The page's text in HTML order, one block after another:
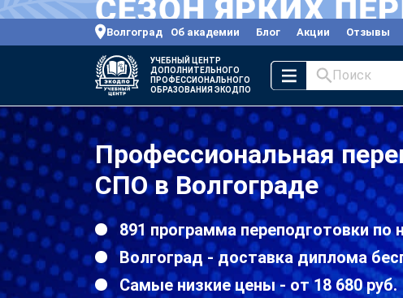
Волгоград Об академии Блог Акции Отзывы
УЧЕБНЫЙ ЦЕНТР
ДОПОЛНИТЕЛЬНОГО
ПРОФЕССИОНАЛЬНОГО
ОБРАЗОВАНИЯ ЭКОДПО
Поиск
Профессиональная
СПО в Волгограде
891 программа переподготовки
Волгоград - доставка диплома
Самые низкие цены - от 18 680 руб.